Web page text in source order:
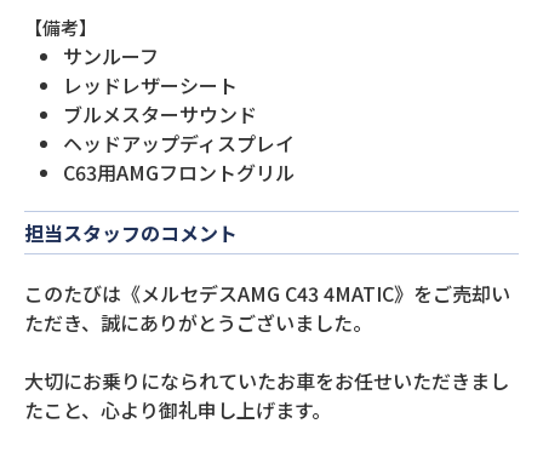
【備考】
サンルーフ
レッドレザーシート
ブルメスターサウンド
ヘッドアップディスプレイ
C63用AMGフロントグリル
担当スタッフのコメント
このたびは《メルセデスAMG C43 4MATIC》をご売却い
ただき、誠にありがとうございました。
大切にお乗りになられていたお車をお任せいただきまし
たこと、心より御礼申し上げます。